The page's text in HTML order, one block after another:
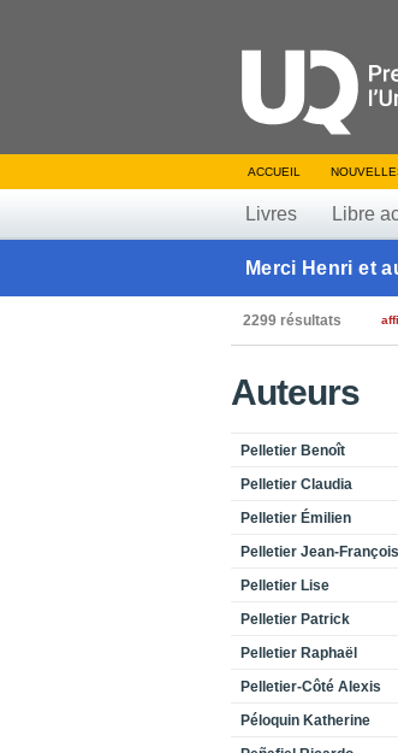
ACCUEIL
Livres Libre
Merci Henri et
2299 résultats
Auteurs
Pelletier Benoît
Pelletier Claudia
Pelletier Émilien
Pelletier Jean-François
Pelletier Lise
Pelletier Patrick
Pelletier Raphaël
Pelletier-Côté Alexis
Péloquin Katherine